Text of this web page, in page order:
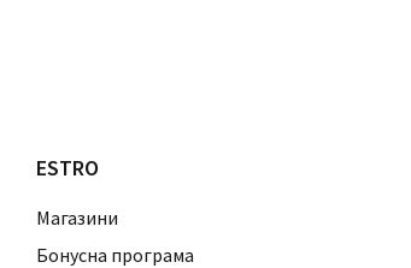
ESTRO
Магазини
Бонусна програма